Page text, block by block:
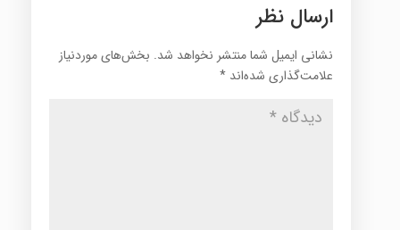
ارسال نظر
نشانی ایمیل شما منتشر نخواهد شد. بخش‌های موردنیاز
علامت‌گذاری شده‌اند *